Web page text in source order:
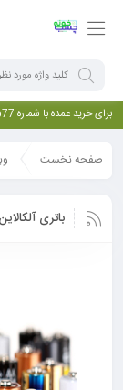
برای خرید عمده با شماره 09122414677 تماس بگیرید
صفحه نخست
باتری